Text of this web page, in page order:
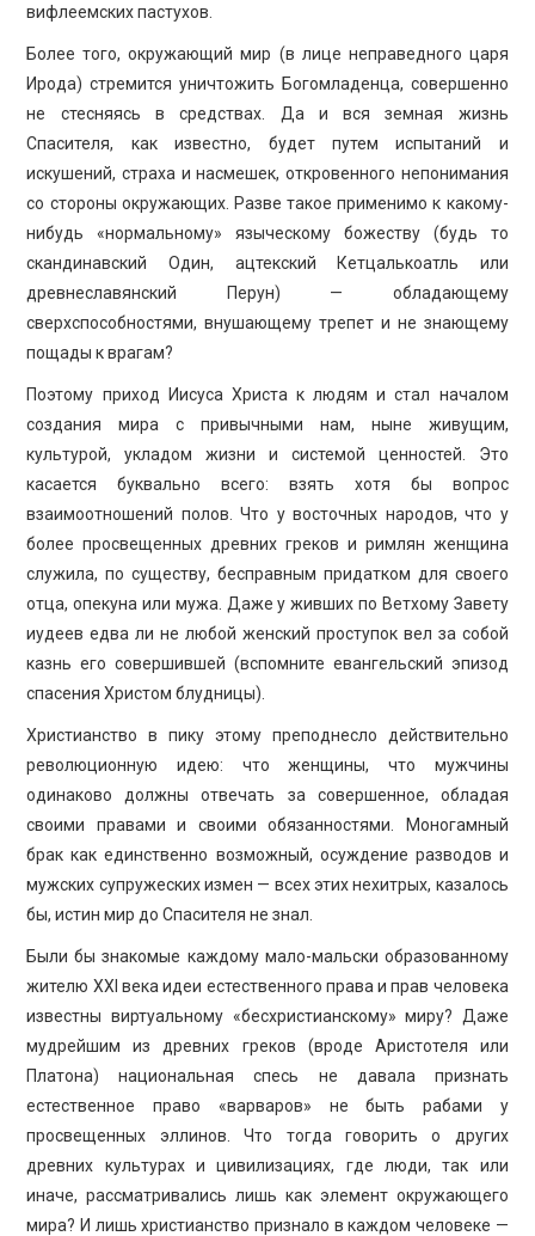
вифлеемских пастухов.
Более того, окружающий мир (в лице неправедного царя
Ирода) стремится уничтожить Богомладенца, совершенно
не стесняясь в средствах. Да и вся земная жизнь
Спасителя, как известно, будет путем испытаний и
искушений, страха и насмешек, откровенного непонимания
со стороны окружающих. Разве такое применимо к какому-
нибудь «нормальному» языческому божеству (будь то
скандинавский Один, ацтекский Кетцалькоатль или
древнеславянский Перун) — обладающему
сверхспособностями, внушающему трепет и не знающему
пощады к врагам?
Поэтому приход Иисуса Христа к людям и стал началом
создания мира с привычными нам, ныне живущим,
культурой, укладом жизни и системой ценностей. Это
касается буквально всего: взять хотя бы вопрос
взаимоотношений полов. Что у восточных народов, что у
более просвещенных древних греков и римлян женщина
служила, по существу, бесправным придатком для своего
отца, опекуна или мужа. Даже у живших по Ветхому Завету
иудеев едва ли не любой женский проступок вел за собой
казнь его совершившей (вспомните евангельский эпизод
спасения Христом блудницы).
Христианство в пику этому преподнесло действительно
революционную идею: что женщины, что мужчины
одинаково должны отвечать за совершенное, обладая
своими правами и своими обязанностями. Моногамный
брак как единственно возможный, осуждение разводов и
мужских супружеских измен — всех этих нехитрых, казалось
бы, истин мир до Спасителя не знал.
Были бы знакомые каждому мало-мальски образованному
жителю XXI века идеи естественного права и прав человека
известны виртуальному «бесхристианскому» миру? Даже
мудрейшим из древних греков (вроде Аристотеля или
Платона) национальная спесь не давала признать
естественное право «варваров» не быть рабами у
просвещенных эллинов. Что тогда говорить о других
древних культурах и цивилизациях, где люди, так или
иначе, рассматривались лишь как элемент окружающего
мира? И лишь христианство признало в каждом человеке —